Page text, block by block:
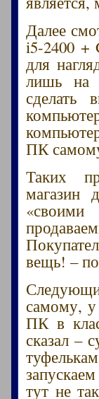
Далее
i5-2400 +
для
лишь на
сделать
ПК
Таких
магазин
вещь! –
самому, у
ПК в
сказал –
тут не